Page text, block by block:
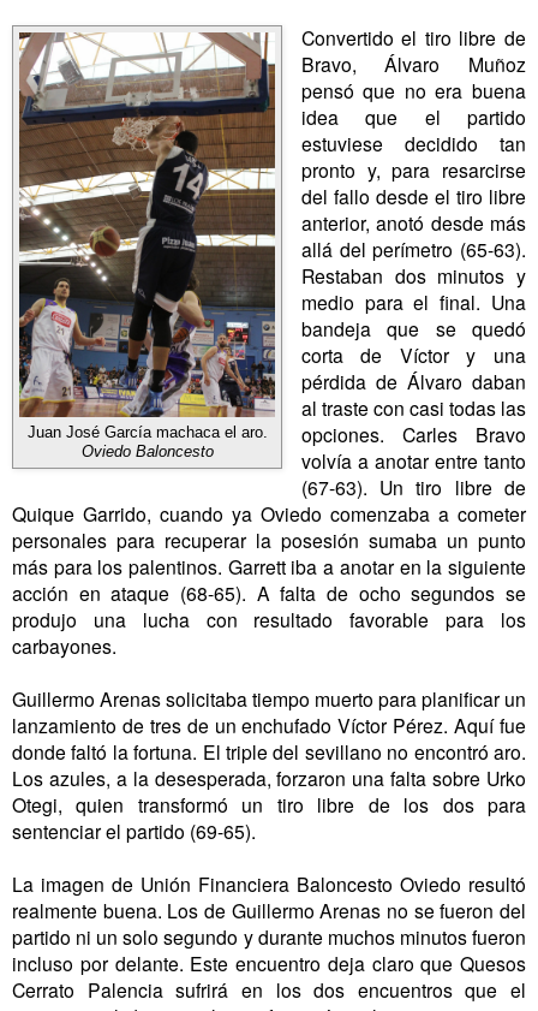
Juan José García machaca el aro.
Oviedo Baloncesto
Convertido el tiro libre de
Bravo, Álvaro Muñoz
pensó que no era buena
idea que el partido
estuviese decidido tan
pronto y, para resarcirse
del fallo desde el tiro libre
anterior, anotó desde más
allá del perímetro (65-63).
Restaban dos minutos y
medio para el final. Una
bandeja que se quedó
corta de Víctor y una
pérdida de Álvaro daban
al traste con casi todas las
opciones. Carles Bravo
volvía a anotar entre tanto
(67-63). Un tiro libre de
Quique Garrido, cuando ya Oviedo comenzaba a cometer
personales para recuperar la posesión sumaba un punto
más para los palentinos. Garrett iba a anotar en la siguiente
acción en ataque (68-65). A falta de ocho segundos se
produjo una lucha con resultado favorable para los
carbayones.
Guillermo Arenas solicitaba tiempo muerto para planificar un
lanzamiento de tres de un enchufado Víctor Pérez. Aquí fue
donde faltó la fortuna. El triple del sevillano no encontró aro.
Los azules, a la desesperada, forzaron una falta sobre Urko
Otegi, quien transformó un tiro libre de los dos para
sentenciar el partido (69-65).
La imagen de Unión Financiera Baloncesto Oviedo resultó
realmente buena. Los de Guillermo Arenas no se fueron del
partido ni un solo segundo y durante muchos minutos fueron
incluso por delante. Este encuentro deja claro que Quesos
Cerrato Palencia sufrirá en los dos encuentros que el